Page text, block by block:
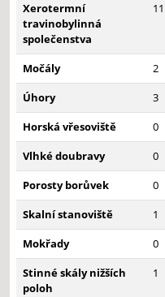
Xerotermní
travinobylinná
společenstva
11
Močály 2
Úhory
3
Horská vřesoviště
0
Vlhké doubravy
0
Porosty borůvek
0
Skalní stanoviště
1
Mokřady
0
Stinné skály nižších
poloh
1